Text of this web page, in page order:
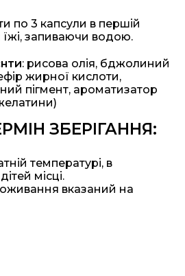
по 3 капсули в першій
їжі, запиваючи водою.
: рисова олія, бджолиний
жирної кислоти,
пігмент, ароматизатор
ЗБЕРІГАННЯ:
температурі, в
місці.
вказаний на